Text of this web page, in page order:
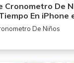
Cronometro De
En iPhone
De Niños